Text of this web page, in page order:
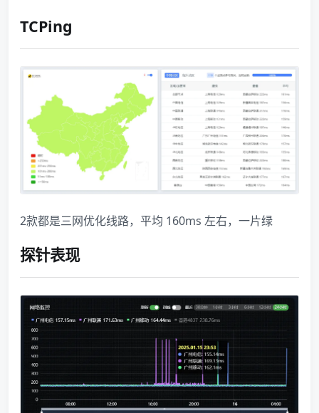
TCPing
2款都是三网优化线路，平均 160ms 左右，一片绿
探针表现